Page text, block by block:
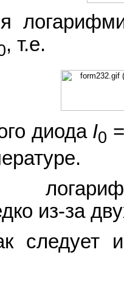
, т.е.
диода I0
из-за
следует